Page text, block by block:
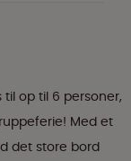
op til 6 personer,
Med et
det store bord